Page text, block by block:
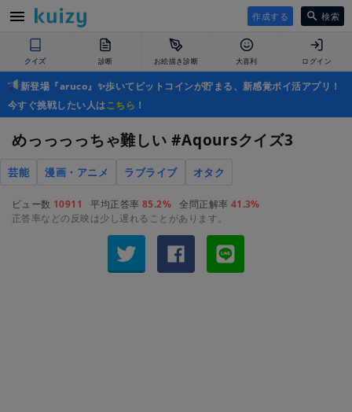
作成する 検索
クイズ 診断 お絵描き診断 大喜利 ログイン
新登場『aruco』✨歩いてビットコインが貯まる、新感覚ポイ活アプリ！
今すぐ挑戦したい人はこちら ！
めっっっっちゃ難しい #Aqoursクイズ3
芸能 漫画・アニメ ラブライブ オタク
ビュー数 10911 平均正答率 85.2% 全問正解率 41.3%
正答率などの反映は少し遅れることがあります。